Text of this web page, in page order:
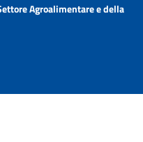
Agroalimentare e della